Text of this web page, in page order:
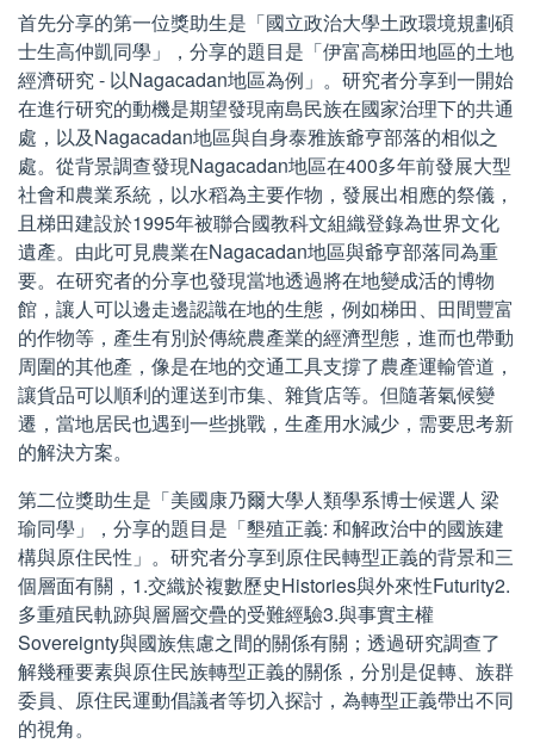
首先分享的第一位獎助生是「國立政治大學土政環境規劃碩
士生高仲凱同學」，分享的題目是「伊富高梯田地區的土地
經濟研究 - 以Nagacadan地區為例」。研究者分享到一開始
在進行研究的動機是期望發現南島民族在國家治理下的共通
處，以及Nagacadan地區與自身泰雅族爺亨部落的相似之
處。從背景調查發現Nagacadan地區在400多年前發展大型
社會和農業系統，以水稻為主要作物，發展出相應的祭儀，
且梯田建設於1995年被聯合國教科文組織登錄為世界文化
遺產。由此可見農業在Nagacadan地區與爺亨部落同為重
要。在研究者的分享也發現當地透過將在地變成活的博物
館，讓人可以邊走邊認識在地的生態，例如梯田、田間豐富
的作物等，產生有別於傳統農產業的經濟型態，進而也帶動
周圍的其他產，像是在地的交通工具支撐了農產運輸管道，
讓貨品可以順利的運送到市集、雜貨店等。但隨著氣候變
遷，當地居民也遇到一些挑戰，生產用水減少，需要思考新
的解決方案。
第二位獎助生是「美國康乃爾大學人類學系博士候選人 梁
瑜同學」，分享的題目是「墾殖正義: 和解政治中的國族建
構與原住民性」。研究者分享到原住民轉型正義的背景和三
個層面有關，1.交織於複數歷史Histories與外來性Futurity2.
多重殖民軌跡與層層交疊的受難經驗3.與事實主權
Sovereignty與國族焦慮之間的關係有關；透過研究調查了
解幾種要素與原住民族轉型正義的關係，分別是促轉、族群
委員、原住民運動倡議者等切入探討，為轉型正義帶出不同
的視角。